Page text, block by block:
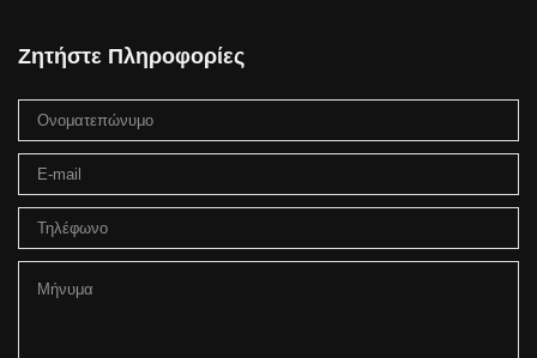
Ζητήστε Πληροφορίες